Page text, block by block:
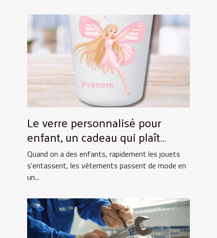
Le verre personnalisé pour
enfant, un cadeau qui plaît
toujours !
Quand on a des enfants, rapidement les jouets
s'entassent, les vêtements passent de mode en
un...